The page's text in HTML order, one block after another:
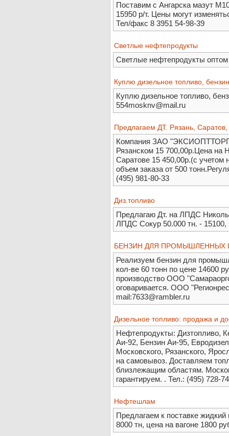
Поставим с Ангарска мазут
15950 р/т. Цены могут
Тел/факс 8 3951 54-98-39
Светлые нефтепродукты
Светлые нефтепродукты
Куплю дизельное топливо, бензин
Куплю дизельное топливо,
554mosknv@mail.ru
Предлагаем ДТ. Рязань,
Компания ЗАО "ЭКСИОПТТОРГ"
Рязанском 15 700,00р.Цена на
Саратове 15 450,00р.(с
объем заказа от 500
(495) 981-80-33
Диз.топливо
Предлагаю Дт. на ЛПДС
ЛПДС Сокур 50.000 тн. -
БЕНЗИН ДЛЯ ПРОМЫШЛЕННЫХ
Реализуем бензин для
кол-ве 60 тонн по цене 14600
производство ООО
оговаривается. ООО
mail:7633@rambler.ru
Дизельное топливо: продажа и
Нефтепродукты: Дизтопливо,
Аи-92, Бензин Аи-95,
Московского, Рязанского,
на самовывоз. Доставляем
близлежащим областям.
гарантируем. . Тел.: (495) 728-
Нефтешлам
Предлагаем к поставке
8000 тн, цена на вагоне 1800